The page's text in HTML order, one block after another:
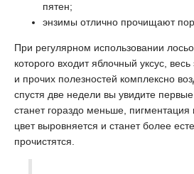
пятен;
энзимы отлично прочищают
При регулярном использовании
которого входит яблочный уксус,
и прочих полезностей комплексно
спустя две недели вы увидите
станет гораздо меньше, пигментация
цвет выровняется и станет более
прочистятся.